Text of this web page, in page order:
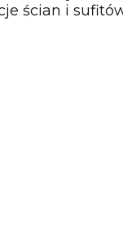
ścian i